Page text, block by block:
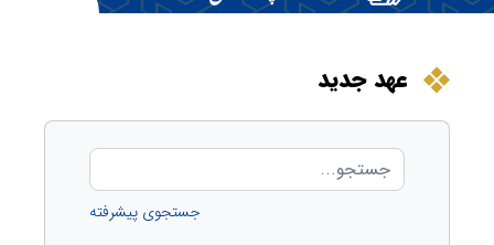
عهد جدید
جستجوی پیشرفته